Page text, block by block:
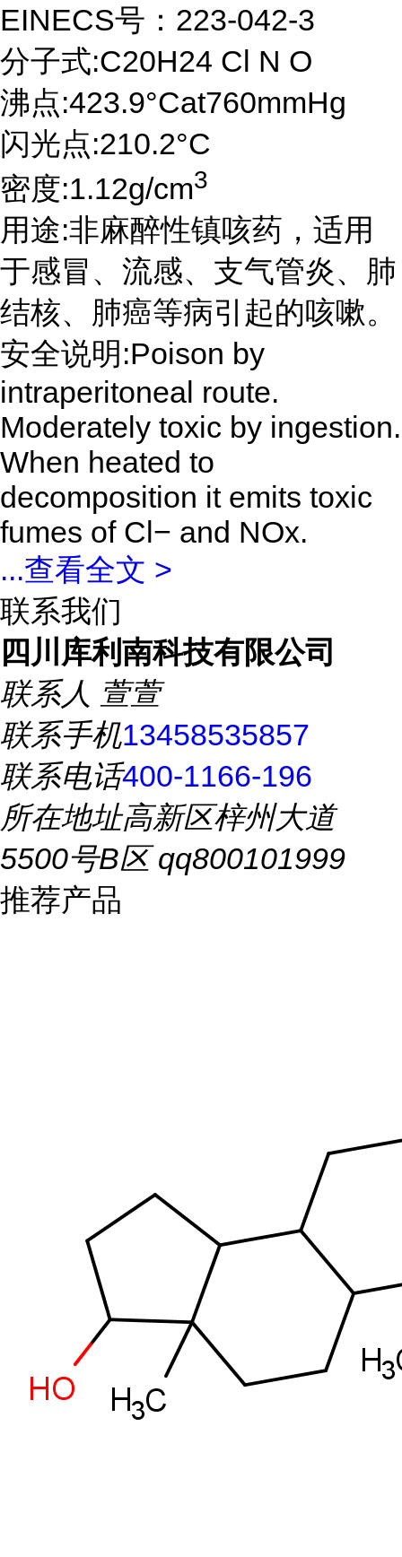
EINECS号：223-042-3
分子式:C20H24 Cl N O
沸点:423.9°Cat760mmHg
闪光点:210.2°C
密度:1.12g/cm3
用途:非麻醉性镇咳药，适用
于感冒、流感、支气管炎、肺
结核、肺癌等病引起的咳嗽。
安全说明:Poison by
intraperitoneal route.
Moderately toxic by ingestion.
When heated to
decomposition it emits toxic
fumes of Cl− and NOx.
...查看全文 >
联系我们
四川库利南科技有限公司
联系人 萱萱
联系手机13458535857
联系电话400-1166-196
所在地址高新区梓州大道
5500号B区 qq800101999
推荐产品